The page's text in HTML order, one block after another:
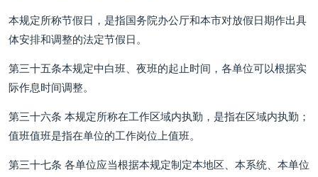
本规定所称节假日，是指国务院办公厅和本市对放假日期作出具
体安排和调整的法定节假日。
第三十五条本规定中白班、夜班的起止时间，各单位可以根据实
际作息时间调整。
第三十六条 本规定所称在工作区域内执勤，是指在区域内执勤；
值班值班是指在单位的工作岗位上值班。
第三十七条 各单位应当根据本规定制定本地区、本系统、本单位